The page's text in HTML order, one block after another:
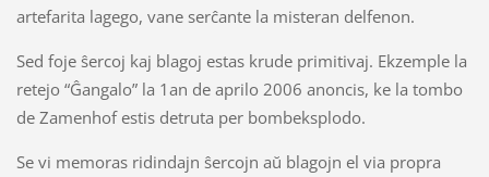
artefarita lagego, vane serĉante la misteran delfenon.
Sed foje ŝercoj kaj blagoj estas krude primitivaj. Ekzemple la
retejo “Ĝangalo” la 1an de aprilo 2006 anoncis, ke la tombo
de Zamenhof estis detruta per bombeksplodo.
Se vi memoras ridindajn ŝercojn aŭ blagojn el via propra